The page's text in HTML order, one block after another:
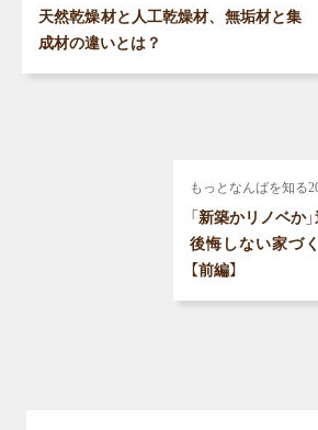
天然乾燥材と人工乾燥材、無垢材と集
成材の違いとは？
もっとなんばを知る
「新築かリノベか
後悔しない家づ
【前編】